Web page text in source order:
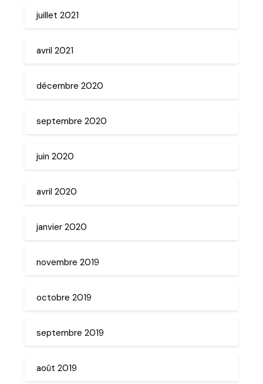
juillet 2021
avril 2021
décembre 2020
septembre 2020
juin 2020
avril 2020
janvier 2020
novembre 2019
octobre 2019
septembre 2019
août 2019